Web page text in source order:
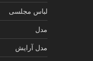
لباس مجلسی
مدل
مدل آرایش